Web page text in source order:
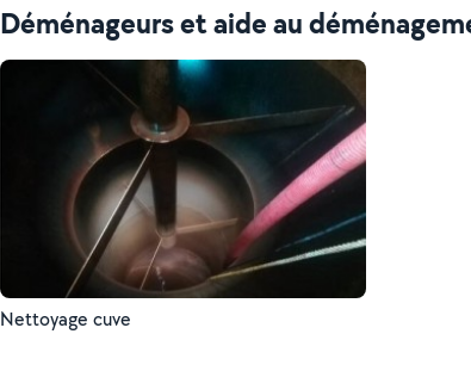
Déménageurs et aide au
Nettoyage cuve